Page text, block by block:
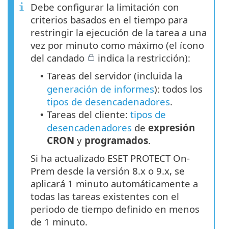
Debe configurar la limitación con
criterios basados en el tiempo para
restringir la ejecución de la tarea a una
vez por minuto como máximo (el ícono
del candado
indica la restricción):
• Tareas del servidor (incluida la
generación de informes): todos los
tipos de desencadenadores.
• Tareas del cliente: tipos de
desencadenadores de expresión
CRON y programados.
Si ha actualizado ESET PROTECT On-
Prem desde la versión 8.x o 9.x, se
aplicará 1 minuto automáticamente a
todas las tareas existentes con el
periodo de tiempo definido en menos
de 1 minuto.